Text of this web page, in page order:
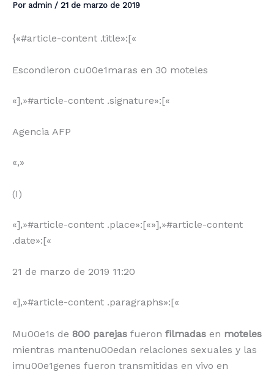
Por admin / 21 de marzo de 2019
{«#article-content .title»:[«
Escondieron cu00e1maras en 30 moteles
«],»#article-content .signature»:[«
Agencia AFP
«,»
(I)
«],»#article-content .place»:[«»],»#article-content
.date»:[«
21 de marzo de 2019 11:20
«],»#article-content .paragraphs»:[«
Mu00e1s de 800 parejas fueron filmadas en moteles
mientras mantenu00edan relaciones sexuales y las
imu00e1genes fueron transmitidas en vivo en